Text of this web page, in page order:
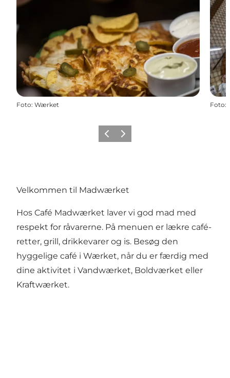
Foto: Wærket Foto:
ForrigeNæste
Velkommen til Madwærket
Hos Café Madwærket laver vi god mad med
respekt for råvarerne. På menuen er lækre café-
retter, grill, drikkevarer og is. Besøg den
hyggelige café i Wærket, når du er færdig med
dine aktivitet i Vandwærket, Boldværket eller
Kraftwærket.